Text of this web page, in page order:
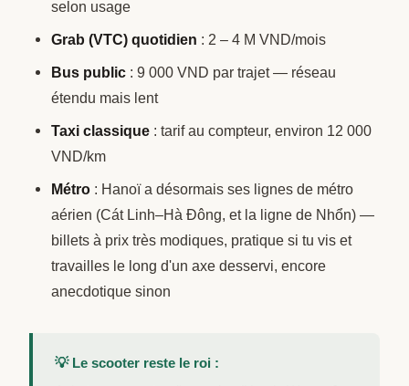
selon usage
Grab (VTC) quotidien : 2 – 4 M VND/mois
Bus public : 9 000 VND par trajet — réseau
étendu mais lent
Taxi classique : tarif au compteur, environ 12 000
VND/km
Métro : Hanoï a désormais ses lignes de métro
aérien (Cát Linh–Hà Đông, et la ligne de Nhổn) —
billets à prix très modiques, pratique si tu vis et
travailles le long d'un axe desservi, encore
anecdotique sinon
💡 Le scooter reste le roi :